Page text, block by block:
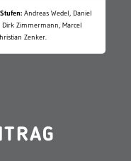
Andreas Wedel, Daniel
Dirk Zimmermann, Marcel
Zenker.